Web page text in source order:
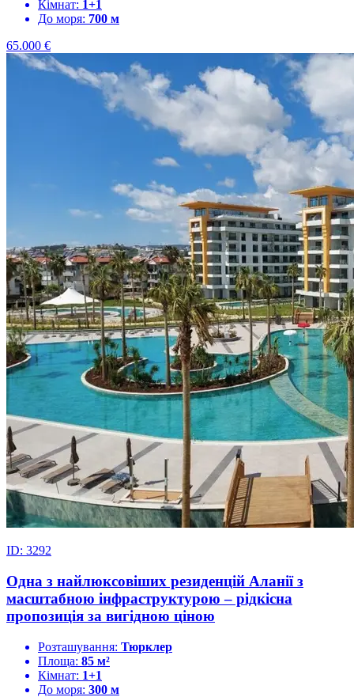
Кімнат: 1+1
До моря: 700 м
65.000 €
ID: 3292
Одна з найлюксовіших резиденцій Аланії з
масштабною інфраструктурою – рідкісна
пропозиція за вигідною ціною
Розташування: Тюрклер
Площа: 85 м²
Кімнат: 1+1
До моря: 300 м